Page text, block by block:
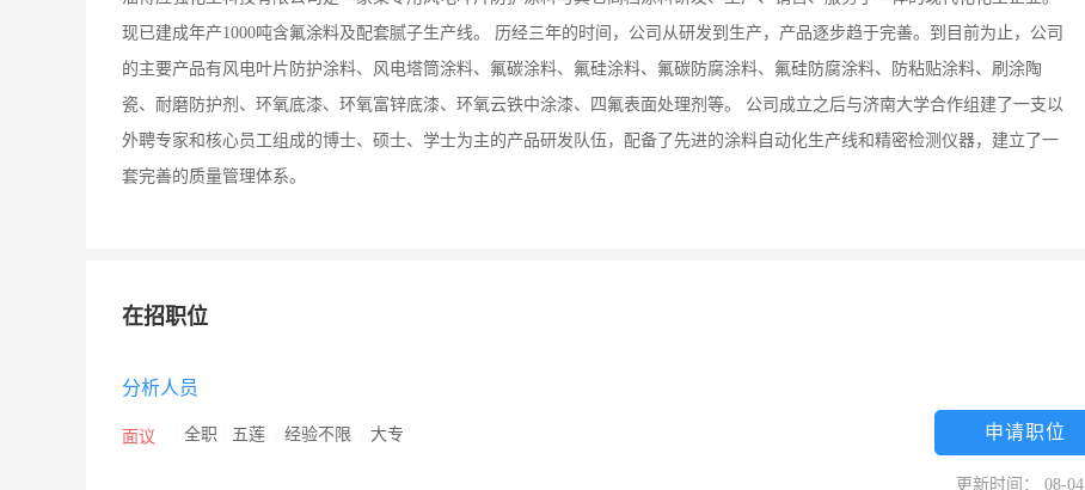
现已建成年产1000吨含氟涂料及配套腻子生产线。 历经三年的时间，公司从研发到生产，产品逐步趋于完善。到目前为止，公司
的主要产品有风电叶片防护涂料、风电塔筒涂料、氟碳涂料、氟硅涂料、氟碳防腐涂料、氟硅防腐涂料、防粘贴涂料、刷涂陶
瓷、耐磨防护剂、环氧底漆、环氧富锌底漆、环氧云铁中涂漆、四氟表面处理剂等。 公司成立之后与济南大学合作组建了一支以
外聘专家和核心员工组成的博士、硕士、学士为主的产品研发队伍，配备了先进的涂料自动化生产线和精密检测仪器，建立了一
套完善的质量管理体系。
在招职位
分析人员
面议 全职 五莲 经验不限 大专 申请职位
更新时间： 08-04